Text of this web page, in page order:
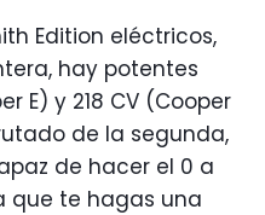
Edition eléctricos,
hay potentes
E) y 218 CV (Cooper
de la segunda,
de hacer el 0 a
que te hagas una